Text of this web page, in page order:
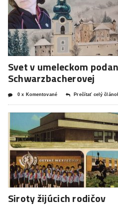
Svet v umeleckom
Schwarzbacherovej
0 x Komentované Prečítať celý
Siroty žijúcich rodičov